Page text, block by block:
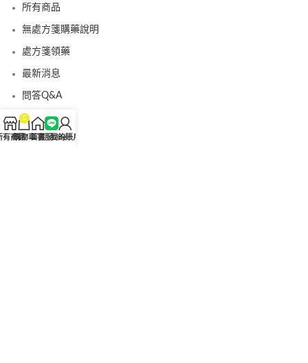
所有商品
無處方箋購藥說明
處方箋領藥
最新消息
問答Q&A
認識我們
聯絡我們
有商品
0
購物車首頁客服Line
我的賬戶